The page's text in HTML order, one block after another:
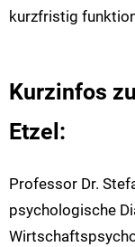
kurzfristig
Kurzinfos
Etzel:
Professor Dr.
psychologische